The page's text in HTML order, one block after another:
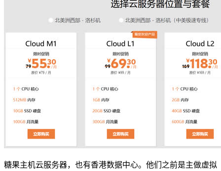
糖果主机云服务器，也有香港数据中心。他们之前是主做虚拟